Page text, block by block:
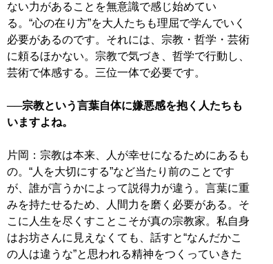
ない力があることを無意識で感じ始めてい
る。“心の在り方”を大人たちも理屈で学んでいく
必要があるのです。それには、宗教・哲学・芸術
に頼るほかない。宗教で気づき、哲学で行動し、
芸術で体感する。三位一体で必要です。
──宗教という言葉自体に嫌悪感を抱く人たちも
いますよね。
片岡：宗教は本来、人が幸せになるためにあるも
の。“人を大切にする”など当たり前のことです
が、誰が言うかによって説得力が違う。言葉に重
みを持たせるため、人間力を磨く必要がある。そ
こに人生を尽くすことこそが真の宗教家。私自身
はお坊さんに見えなくても、話すと“なんだかこ
の人は違うな”と思われる精神をつくっていきた